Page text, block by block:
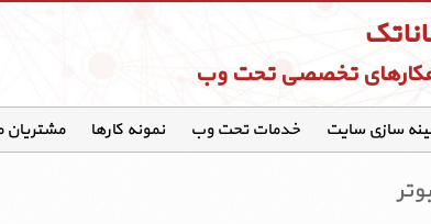
تخصصی تحت وب
سازی سایت خدمات تحت وب نمونه کارها مشتریان